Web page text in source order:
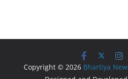
Copyright © 2026 Bhartiya